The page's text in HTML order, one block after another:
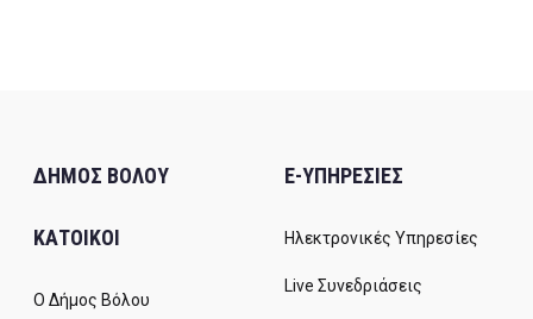
ΔΗΜΟΣ ΒΟΛΟΥ
ΚΑΤΟΙΚΟΙ
Ο Δήμος Βόλου
E-ΥΠΗΡΕΣΙΕΣ
Ηλεκτρονικές Υπηρεσίες
Live Συνεδριάσεις